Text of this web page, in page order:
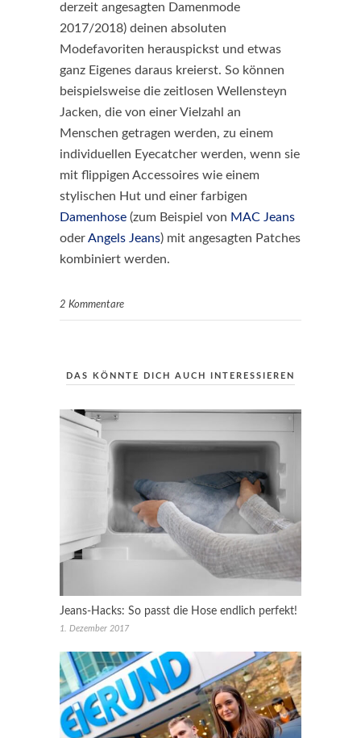
derzeit angesagten Damenmode
2017/2018) deinen absoluten
Modefavoriten herauspickst und etwas
ganz Eigenes daraus kreierst. So können
beispielsweise die zeitlosen Wellensteyn
Jacken, die von einer Vielzahl an
Menschen getragen werden, zu einem
individuellen Eyecatcher werden, wenn sie
mit flippigen Accessoires wie einem
stylischen Hut und einer farbigen
Damenhose (zum Beispiel von MAC Jeans
oderAngels Jeans) mit angesagten Patches
kombiniert werden.
2 Kommentare
DAS KÖNNTE DICH AUCH INTERESSIEREN
Jeans-Hacks: So passt die Hose endlich perfekt!
1. Dezember 2017